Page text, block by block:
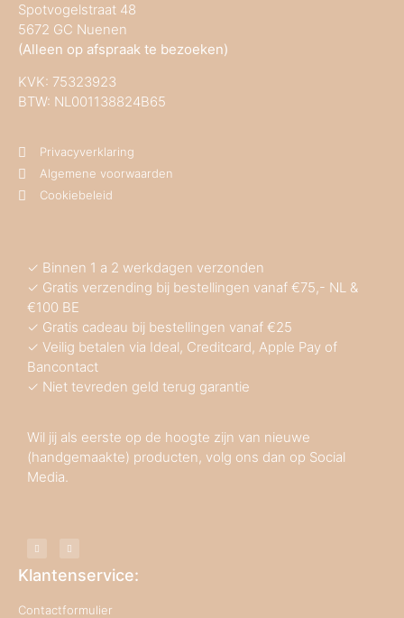
Spotvogelstraat 48
5672 GC Nuenen
(Alleen op afspraak te bezoeken)
KVK: 75323923
BTW: NL001138824B65
Privacyverklaring
Algemene voorwaarden
Cookiebeleid
✓ Binnen 1 a 2 werkdagen verzonden
✓ Gratis verzending bij bestellingen vanaf €75,- NL &
€100 BE
✓ Gratis cadeau bij bestellingen vanaf €25
✓ Veilig betalen via Ideal, Creditcard, Apple Pay of
Bancontact
✓ Niet tevreden geld terug garantie
Wil jij als eerste op de hoogte zijn van nieuwe
(handgemaakte) producten, volg ons dan op Social
Media.
Klantenservice:
Contactformulier